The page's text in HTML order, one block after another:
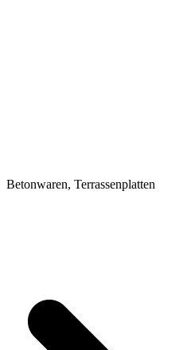
Betonwaren, Terrassenplatten